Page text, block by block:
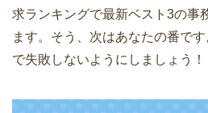
求ランキングで最新ベスト3の事
ます。そう、次はあなたの番で
で失敗しないようにしましょう！